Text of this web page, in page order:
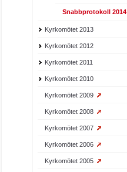
Snabbprotokoll 2014
Kyrkomötet 2013
Kyrkomötet 2012
Kyrkomötet 2011
Kyrkomötet 2010
Kyrkomötet 2009
Kyrkomötet 2008
Kyrkomötet 2007
Kyrkomötet 2006
Kyrkomötet 2005